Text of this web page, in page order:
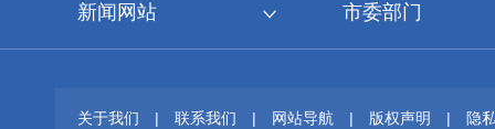
新闻网站 市委部门
关于我们 | 联系我们 | 网站导航 | 版权声明 |
隐